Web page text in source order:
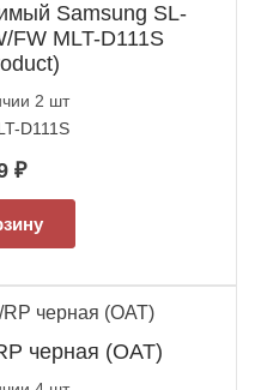
Samsung SL-
FW MLT-D111S
2 шт
D111S
₽
черная (OAT)